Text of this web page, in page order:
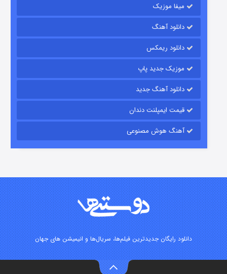
قسمت
قسمت۲ (دوبله) منتشر شد
میفا موزیک
دانلود آهنگ
دانلود ریمکس
موزیک جدید پاپ
دانلود آهنگ جدید
قیمت ایمپلنت دندان
آهنگ هوش مصنوعی
دانلود رایگان جدیدترین فیلم‌ها، سریال‌ها و انیمیشن های جهان